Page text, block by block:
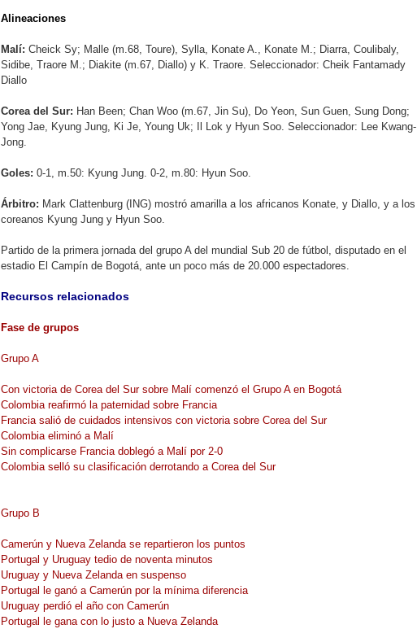
Alineaciones
Malí: Cheick Sy; Malle (m.68, Toure), Sylla, Konate A., Konate M.; Diarra, Coulibaly,
Sidibe, Traore M.; Diakite (m.67, Diallo) y K. Traore. Seleccionador: Cheik Fantamady
Diallo
Corea del Sur: Han Been; Chan Woo (m.67, Jin Su), Do Yeon, Sun Guen, Sung Dong;
Yong Jae, Kyung Jung, Ki Je, Young Uk; Il Lok y Hyun Soo. Seleccionador: Lee Kwang-
Jong.
Goles: 0-1, m.50: Kyung Jung. 0-2, m.80: Hyun Soo.
Árbitro: Mark Clattenburg (ING) mostró amarilla a los africanos Konate, y Diallo, y a los
coreanos Kyung Jung y Hyun Soo.
Partido de la primera jornada del grupo A del mundial Sub 20 de fútbol, disputado en el
estadio El Campín de Bogotá, ante un poco más de 20.000 espectadores.
Recursos relacionados
Fase de grupos
Grupo A
Con victoria de Corea del Sur sobre Malí comenzó el Grupo A en Bogotá
Colombia reafirmó la paternidad sobre Francia
Francia salió de cuidados intensivos con victoria sobre Corea del Sur
Colombia eliminó a Malí
Sin complicarse Francia doblegó a Malí por 2-0
Colombia selló su clasificación derrotando a Corea del Sur
Grupo B
Camerún y Nueva Zelanda se repartieron los puntos
Portugal y Uruguay tedio de noventa minutos
Uruguay y Nueva Zelanda en suspenso
Portugal le ganó a Camerún por la mínima diferencia
Uruguay perdió el año con Camerún
Portugal le gana con lo justo a Nueva Zelanda